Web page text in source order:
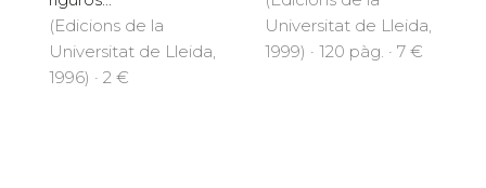
(Edicions de la
Universitat de Lleida,
1996) · 2 €
Universitat de Lleida,
1999) · 120 pàg. · 7 €